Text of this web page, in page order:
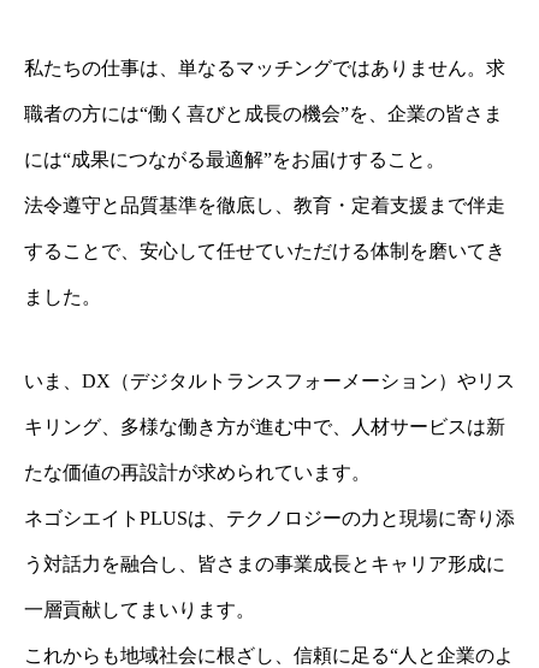
私たちの仕事は、単なるマッチングではありません。求
職者の方には“働く喜びと成長の機会”を、企業の皆さま
には“成果につながる最適解”をお届けすること。
法令遵守と品質基準を徹底し、教育・定着支援まで伴走
することで、安心して任せていただける体制を磨いてき
ました。
いま、DX（デジタルトランスフォーメーション）やリス
キリング、多様な働き方が進む中で、人材サービスは新
たな価値の再設計が求められています。
ネゴシエイトPLUSは、テクノロジーの力と現場に寄り添
う対話力を融合し、皆さまの事業成長とキャリア形成に
一層貢献してまいります。
これからも地域社会に根ざし、信頼に足る“人と企業のよ